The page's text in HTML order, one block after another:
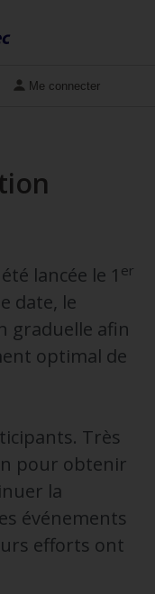
Me connecter
lancée le 1 er
date, le
graduelle afin
optimal de
Très
pour obtenir
la
événements
efforts ont